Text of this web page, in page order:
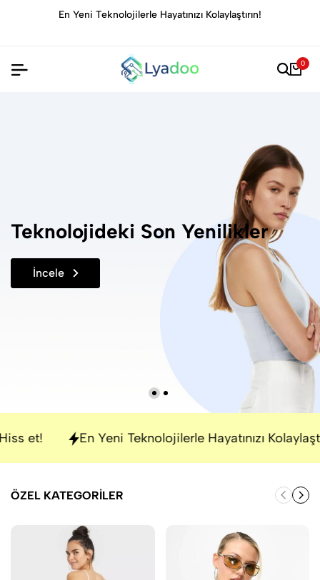
Kolaylaştırın!
Evinizi Rahat ve Şık Hale
0
Teknolojideki Son Yenilikler
İncele
et! En Yeni Teknolojilerle Hayatınızı
ÖZEL KATEGORILER